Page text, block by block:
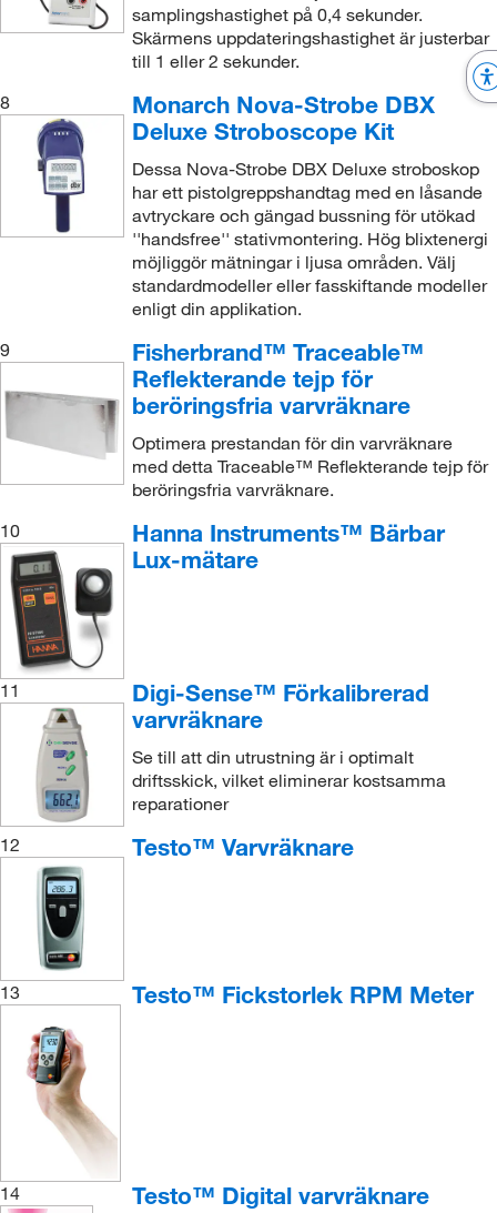
samplingshastighet på 0,4 sekunder.
Skärmens uppdateringshastighet är justerbar
till 1 eller 2 sekunder.
8
Monarch Nova-Strobe DBX
Deluxe Stroboscope Kit
Dessa Nova-Strobe DBX Deluxe stroboskop
har ett pistolgreppshandtag med en låsande
avtryckare och gängad bussning för utökad
''handsfree'' stativmontering. Hög blixtenergi
möjliggör mätningar i ljusa områden. Välj
standardmodeller eller fasskiftande modeller
enligt din applikation.
9
Fisherbrand™ Traceable™
Reflekterande tejp för
beröringsfria varvräknare
Optimera prestandan för din varvräknare
med detta Traceable™ Reflekterande tejp för
beröringsfria varvräknare.
10
Hanna Instruments™ Bärbar
Lux-mätare
11
Digi-Sense™ Förkalibrerad
varvräknare
Se till att din utrustning är i optimalt
driftsskick, vilket eliminerar kostsamma
reparationer
12
Testo™ Varvräknare
13 Testo™ Fickstorlek RPM Meter
14 Testo™ Digital varvräknare